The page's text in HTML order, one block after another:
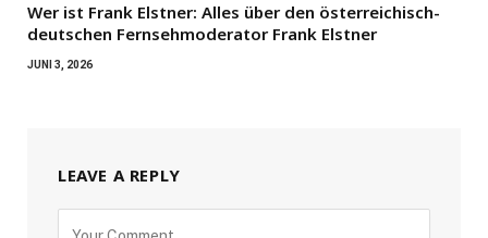
Wer ist Frank Elstner: Alles über den österreichisch-
deutschen Fernsehmoderator Frank Elstner
JUNI 3, 2026
LEAVE A REPLY